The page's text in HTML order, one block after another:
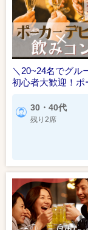
＼20~24名でグル
初心者大歓迎！
30・40代
残り2席